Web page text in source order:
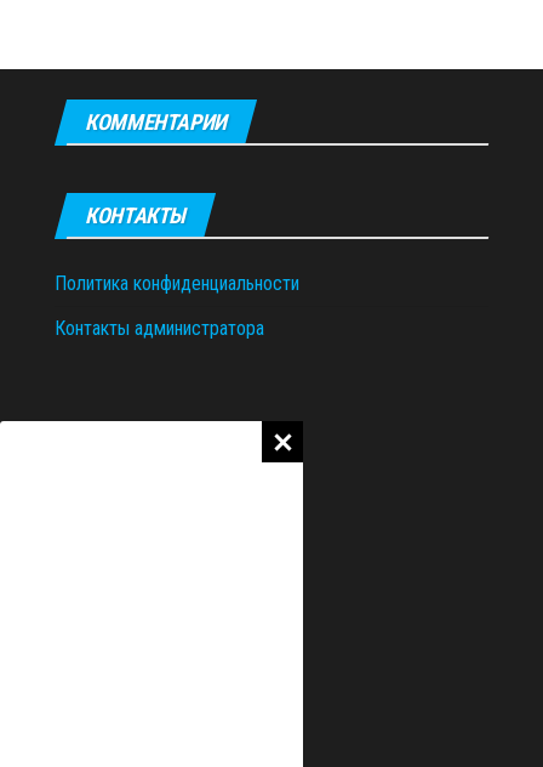
КОММЕНТАРИИ
КОНТАКТЫ
Политика конфиденциальности
Контакты администратора